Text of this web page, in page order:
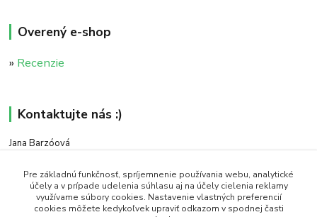
Overený e-shop
» Recenzie
Kontaktujte nás :)
Jana Barzóová
(PO - PIA, 8:00 - 18:00)
objednavky@naturaj.sk
Pre základnú funkčnosť, spríjemnenie používania webu, analytické
účely a v prípade udelenia súhlasu aj na účely cielenia reklamy
využívame súbory cookies. Nastavenie vlastných preferencií
cookies môžete kedykoľvek upraviť odkazom v spodnej časti